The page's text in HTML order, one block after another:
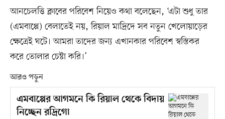
আনচেলত্তি ক্লাবের পরিবেশ নিয়েও কথা বলেছেন, ‘এটা শুধু তার
(এমবাপ্পে) বেলাতেই নয়, রিয়াল মাদ্রিদে সব নতুন খেলোয়াড়ের
ক্ষেত্রেই ঘটে। আমরা তাদের জন্য এখানকার পরিবেশ স্বস্তিকর
করে তোলার চেষ্টা করি।’
আরও পড়ুন
এমবাপ্পের আগমনে কি রিয়াল থেকে বিদায়
নিচ্ছেন রদ্রিগো